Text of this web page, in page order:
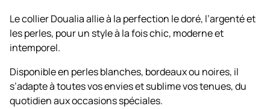
Le collier Doualia allie à la perfection le doré, l’argenté et
les perles, pour un style à la fois chic, moderne et
intemporel.
Disponible en perles blanches, bordeaux ou noires, il
s’adapte à toutes vos envies et sublime vos tenues, du
quotidien aux occasions spéciales.